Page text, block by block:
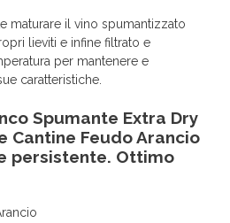
maturare il vino spumantizzato
lieviti e infine filtrato e
per mantenere e
caratteristiche.
Spumante Extra Dry
Cantine Feudo Arancio
persistente. Ottimo